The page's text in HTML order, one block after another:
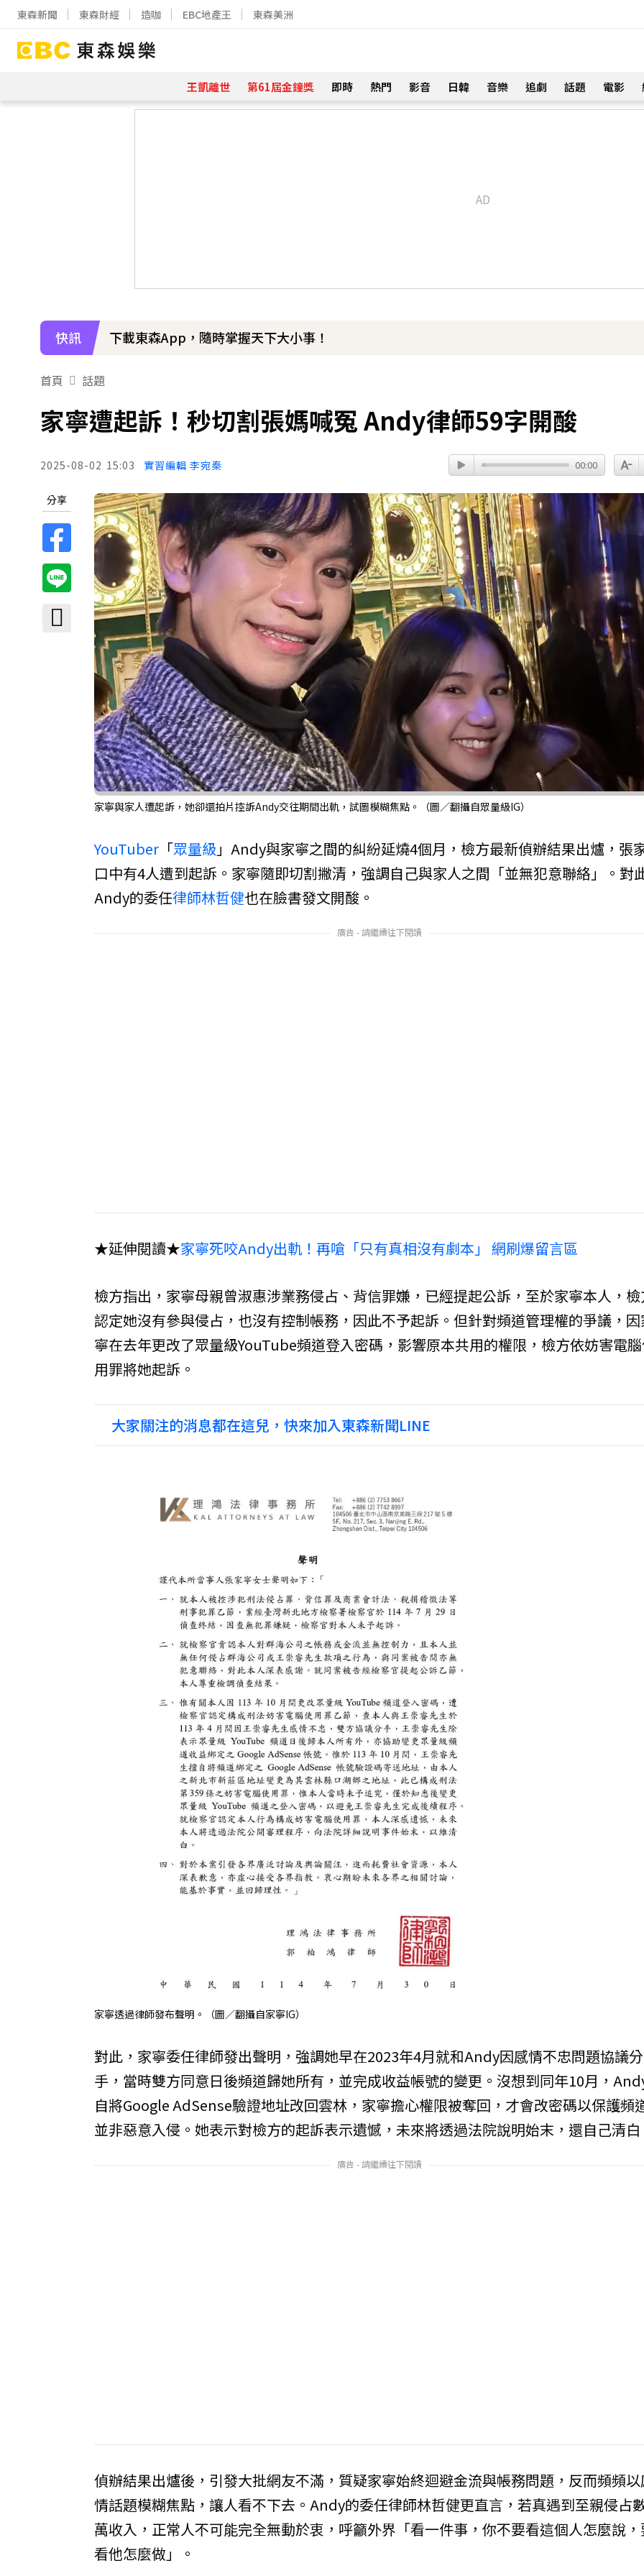
東森新聞 東森財經 造咖 EBC地產王 東森美洲
王凱離世 第61屆金鐘獎 即時 熱門 影音 日韓 音樂 追劇 話題 電影
快訊 下載東森App，隨時掌握天下大小事！
首頁 話題
家寧遭起訴！秒切割張媽喊冤 Andy律師59字開酸
2025-08-02 15:03 實習編輯 李宛秦 00:00
分享
家寧與家人遭起訴，她卻還拍片控訴Andy交往期間出軌，試圖模糊焦點。（圖／翻攝自眾量級IG）
YouTuber 「眾量級 」Andy與家寧之間的糾紛延燒4個月，檢方最新偵辦結果出爐，張
口中有4人遭到起訴。家寧隨即切割撇清，強調自己與家人之間「並無犯意聯絡」。對
Andy的委任律師林哲健也在臉書發文開酸。
廣告 - 請繼續往下閱讀
★延伸閱讀★家寧死咬Andy出軌！再嗆「只有真相沒有劇本」 網刷爆留言區
檢方指出，家寧母親曾淑惠涉業務侵占、背信罪嫌，已經提起公訴，至於家寧本人，
認定她沒有參與侵占，也沒有控制帳務，因此不予起訴。但針對頻道管理權的爭議，
寧在去年更改了眾量級YouTube頻道登入密碼，影響原本共用的權限，檢方依妨害電
用罪將她起訴。
大家關注的消息都在這兒，快來加入東森新聞LINE
家寧透過律師發布聲明。（圖／翻攝自家寧IG）
對此，家寧委任律師發出聲明，強調她早在2023年4月就和Andy因感情不忠問題協議分
手，當時雙方同意日後頻道歸她所有，並完成收益帳號的變更。沒想到同年10月，
自將Google AdSense驗證地址改回雲林，家寧擔心權限被奪回，才會改密碼以保護頻
並非惡意入侵。她表示對檢方的起訴表示遺憾，未來將透過法院說明始末，還自己清
廣告 - 請繼續往下閱讀
偵辦結果出爐後，引發大批網友不滿，質疑家寧始終迴避金流與帳務問題，反而頻頻
情話題模糊焦點，讓人看不下去。Andy的委任律師林哲健更直言，若真遇到至親侵占
萬收入，正常人不可能完全無動於衷，呼籲外界「看一件事，你不要看這個人怎麼說
看他怎麼做」。